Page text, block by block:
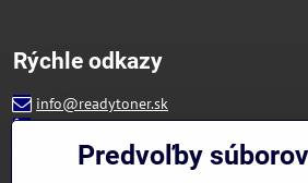
Rýchle odkazy
info@readytoner.sk
+421 944 322 536 (PO-PIA: 09:00-
FacebookPredvoľby